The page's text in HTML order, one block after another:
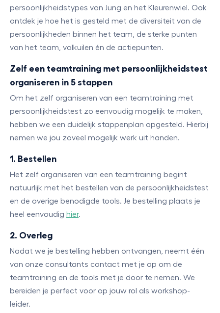
persoonlijkheidstypes van Jung en het Kleurenwiel. Ook
ontdek je hoe het is gesteld met de diversiteit van de
persoonlijkheden binnen het team, de sterke punten
van het team, valkuilen én de actiepunten.
Zelf een teamtraining met persoonlijkheidstest
organiseren in 5 stappen
Om het zelf organiseren van een teamtraining met
persoonlijkheidstest zo eenvoudig mogelijk te maken,
hebben we een duidelijk stappenplan opgesteld. Hierbij
nemen we jou zoveel mogelijk werk uit handen.
1. Bestellen
Het zelf organiseren van een teamtraining begint
natuurlijk met het bestellen van de persoonlijkheidstest
en de overige benodigde tools. Je bestelling plaats je
heel eenvoudig hier.
2. Overleg
Nadat we je bestelling hebben ontvangen, neemt één
van onze consultants contact met je op om de
teamtraining en de tools met je door te nemen. We
bereiden je perfect voor op jouw rol als workshop-
leider.